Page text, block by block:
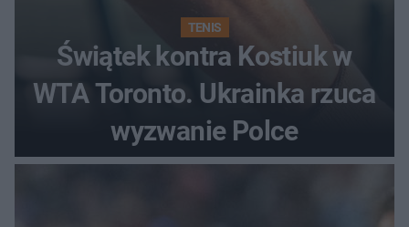
TENIS
Świątek kontra Kostiuk w
WTA Toronto. Ukrainka rzuca
wyzwanie Polce